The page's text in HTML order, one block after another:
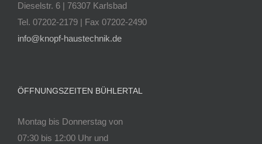
Dieselstr. 6 | 76307 Karlsbad
Tel. 07202-2179 | Fax 07202-2490
info@knopf-haustechnik.de
ÖFFNUNGSZEITEN BÜHLERTAL
Montag bis Donnerstag von
07:30 bis 12:00 Uhr und